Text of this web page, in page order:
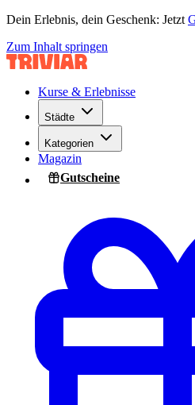
Dein Erlebnis, dein Geschenk: Jetzt
Zum Inhalt springen
Kurse & Erlebnisse
Städte
Kategorien
Magazin
Gutscheine